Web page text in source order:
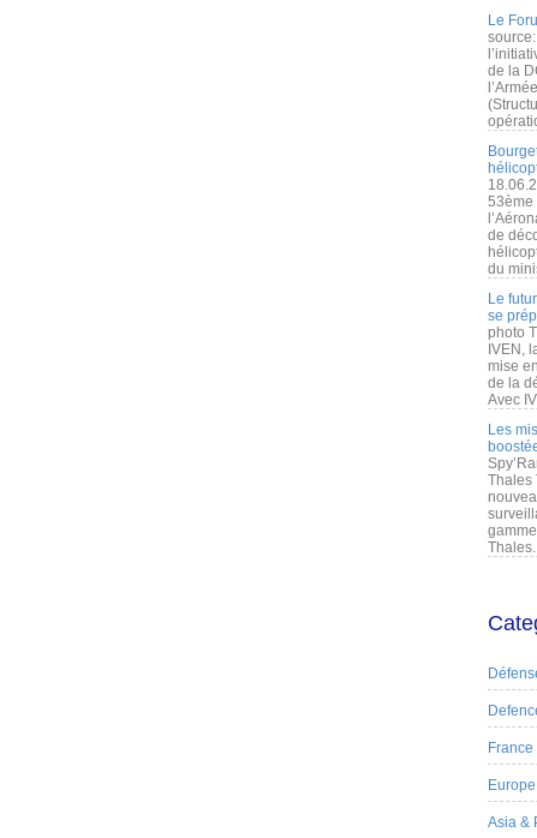
Le
de la
53ème
de
du
Le
se
photo
IVEN,
mise
de la
Avec
Les
Thales
France
Europe
Asia &